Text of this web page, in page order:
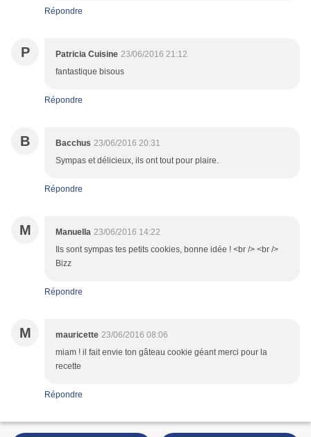
Répondre
P Patricia Cuisine 23/06/2016 21:12
fantastique bisous
Répondre
B Bacchus 23/06/2016 20:31
Sympas et délicieux, ils ont tout pour plaire.
Répondre
M Manuella 23/06/2016 14:22
Ils sont sympas tes petits cookies, bonne idée ! <br /> <br />
Bizz
Répondre
M mauricette 23/06/2016 08:06
miam ! il fait envie ton gâteau cookie géant merci pour la
recette
Répondre